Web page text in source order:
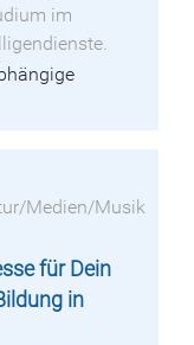
im
Medien/Musik
für Dein
in